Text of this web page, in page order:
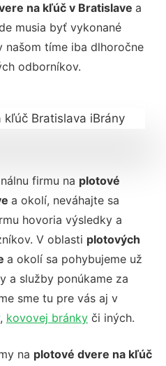
na kľúč v Bratislave a
musia byť vykonané
našom tíme iba dlhoročne
odborníkov.
firmu na plotové
a okolí, neváhajte sa
hovoria výsledky a
V oblasti plotových
a okolí sa pohybujeme už
a služby ponúkame za
sme tu pre vás aj v
, kovovej bránky či iných.
na plotové dvere na kľúč